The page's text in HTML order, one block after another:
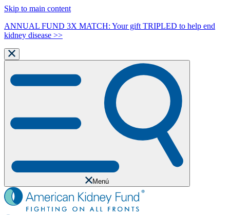
Skip to main content
ANNUAL FUND 3X MATCH: Your gift TRIPLED to help end
kidney disease >>
Menú